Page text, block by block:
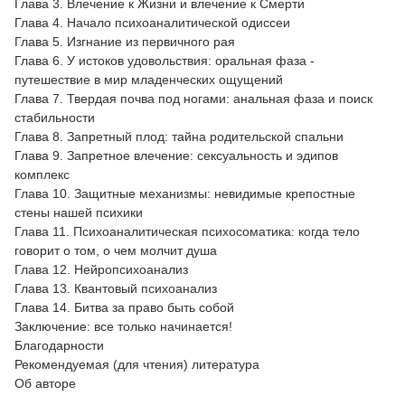
Глава 3. Влечение к Жизни и влечение к Смерти
Глава 4. Начало психоаналитической одиссеи
Глава 5. Изгнание из первичного рая
Глава 6. У истоков удовольствия: оральная фаза -
путешествие в мир младенческих ощущений
Глава 7. Твердая почва под ногами: анальная фаза и поиск
стабильности
Глава 8. Запретный плод: тайна родительской спальни
Глава 9. Запретное влечение: сексуальность и эдипов
комплекс
Глава 10. Защитные механизмы: невидимые крепостные
стены нашей психики
Глава 11. Психоаналитическая психосоматика: когда тело
говорит о том, о чем молчит душа
Глава 12. Нейропсихоанализ
Глава 13. Квантовый психоанализ
Глава 14. Битва за право быть собой
Заключение: все только начинается!
Благодарности
Рекомендуемая (для чтения) литература
Об авторе